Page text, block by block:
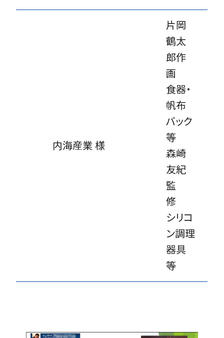
内海産業 様
片岡
鶴太
郎作
画
食器・
帆布
バック
等
森崎
友紀
監
修
シリコ
ン調理
器具
等